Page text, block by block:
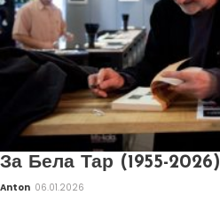
За Бела Тар (1955-2026)
Anton 06.01.2026